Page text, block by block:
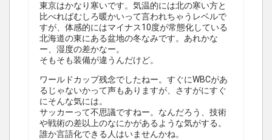
東京はかなり寒いです。気温的には北の寒い方と
比べればむしろ暖かいって言われちゃうレベルで
すが、体感的にはマイナス10度が常態化している
北海道の東にある盆地の冬なみです。あれかな
ー、湿度の差かなー。
そもそも装備が違うんだけど。
ワールドカップ残念でしたねー。すぐにWBCがあ
るじゃないかって声もありますが、さすがにすぐ
にそんな気には。
サッカーって不思議ですねー。なんだろう、技術
や戦術の差以上のなにかがあるような気がする。
誰か言語化できる人はいませんかね。